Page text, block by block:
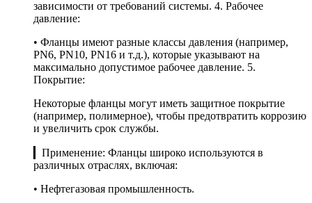
зависимости от требований системы. 4. Рабочее
давление:
• Фланцы имеют разные классы давления (например,
PN6, PN10, PN16 и т.д.), которые указывают на
максимально допустимое рабочее давление. 5.
Покрытие:
Некоторые фланцы могут иметь защитное покрытие
(например, полимерное), чтобы предотвратить коррозию
и увеличить срок службы.
▎Применение: Фланцы широко используются в
различных отраслях, включая:
• Нефтегазовая промышленность.